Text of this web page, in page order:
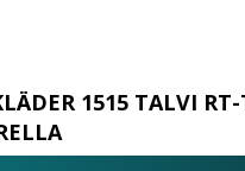
1515 TALVI